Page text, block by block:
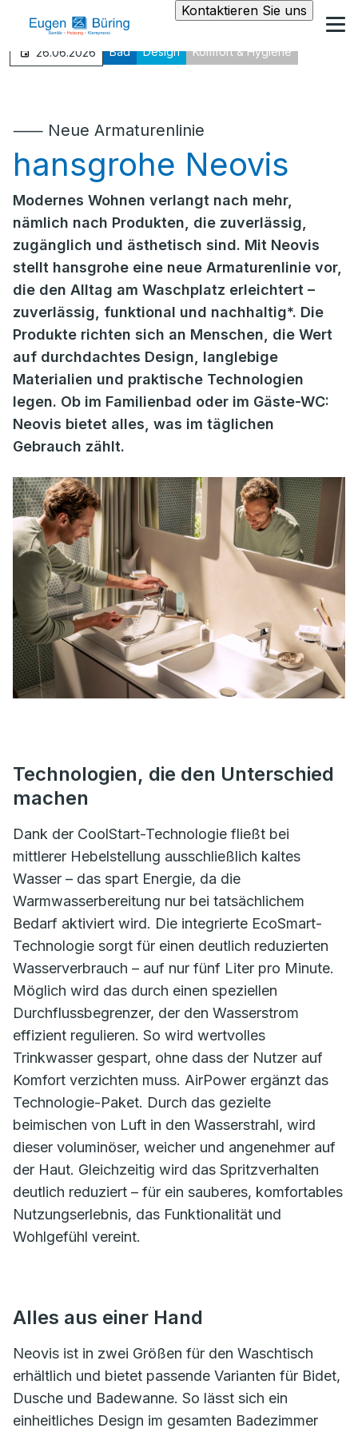
Kontaktieren Sie uns
26.06.2026 Bad Design Komfort & Hygiene
⸺ Neue Armaturenlinie
hansgrohe Neovis
Modernes Wohnen verlangt nach mehr,
nämlich nach Produkten, die zuverlässig,
zugänglich und ästhetisch sind. Mit Neovis
stellt hansgrohe eine neue Armaturenlinie vor,
die den Alltag am Waschplatz erleichtert –
zuverlässig, funktional und nachhaltig*. Die
Produkte richten sich an Menschen, die Wert
auf durchdachtes Design, langlebige
Materialien und praktische Technologien
legen. Ob im Familienbad oder im Gäste-WC:
Neovis bietet alles, was im täglichen
Gebrauch zählt.
Technologien, die den Unterschied
machen
Dank der CoolStart-Technologie fließt bei
mittlerer Hebelstellung ausschließlich kaltes
Wasser – das spart Energie, da die
Warmwasserbereitung nur bei tatsächlichem
Bedarf aktiviert wird. Die integrierte EcoSmart-
Technologie sorgt für einen deutlich reduzierten
Wasserverbrauch – auf nur fünf Liter pro Minute.
Möglich wird das durch einen speziellen
Durchflussbegrenzer, der den Wasserstrom
effizient regulieren. So wird wertvolles
Trinkwasser gespart, ohne dass der Nutzer auf
Komfort verzichten muss. AirPower ergänzt das
Technologie-Paket. Durch das gezielte
beimischen von Luft in den Wasserstrahl, wird
dieser voluminöser, weicher und angenehmer auf
der Haut. Gleichzeitig wird das Spritzverhalten
deutlich reduziert – für ein sauberes, komfortables
Nutzungserlebnis, das Funktionalität und
Wohlgefühl vereint.
Alles aus einer Hand
Neovis ist in zwei Größen für den Waschtisch
erhältlich und bietet passende Varianten für Bidet,
Dusche und Badewanne. So lässt sich ein
einheitliches Design im gesamten Badezimmer